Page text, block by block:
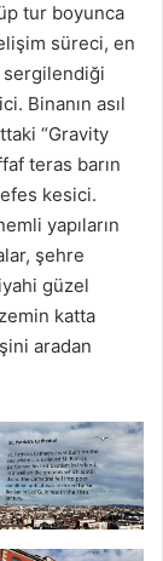
tur boyunca
süreci, en
Binanın asıl
“Gravity
teras barın
kesici.
yapıların
şehre
güzel
katta
aradan